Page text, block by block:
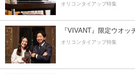
オリコンタイアップ特集
『VIVANT』限定ウオ
オリコンタイアップ特集